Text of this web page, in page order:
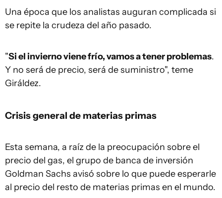
Una época que los analistas auguran complicada si
se repite la crudeza del año pasado.
"Si el invierno viene frío, vamos a tener problemas.
Y no será de precio, será de suministro", teme
Giráldez.
Crisis general de materias primas
Esta semana, a raíz de la preocupación sobre el
precio del gas, el grupo de banca de inversión
Goldman Sachs avisó sobre lo que puede esperarle
al precio del resto de materias primas en el mundo.